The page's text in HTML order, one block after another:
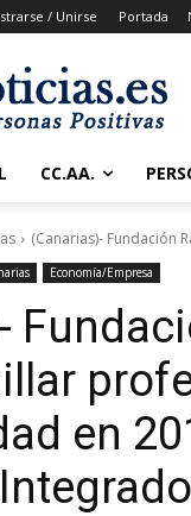
/ Unirse Portada
CC.AA.
(Canarias)- Fundación
Economía/Empresa
en